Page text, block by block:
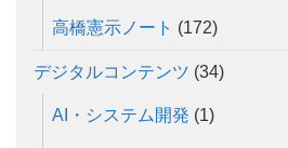
高橋憲示ノート (172)
デジタルコンテンツ (34)
AI・システム開発 (1)